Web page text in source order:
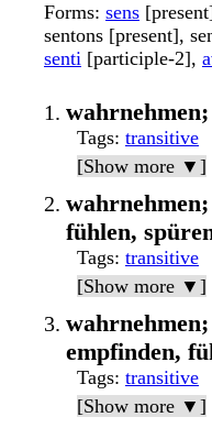
Forms: sens
sentons [present],
senti [participle-2],
Tags: transitive
[Show more ▼]
fühlen,
Tags: transitive
[Show more ▼]
empfinden,
Tags: transitive
[Show more ▼]